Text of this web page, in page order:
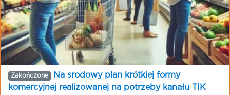
Zakończone
Na srodowy plan krótkiej formy
komercyjnej realizowanej na potrzeby kanału TIK